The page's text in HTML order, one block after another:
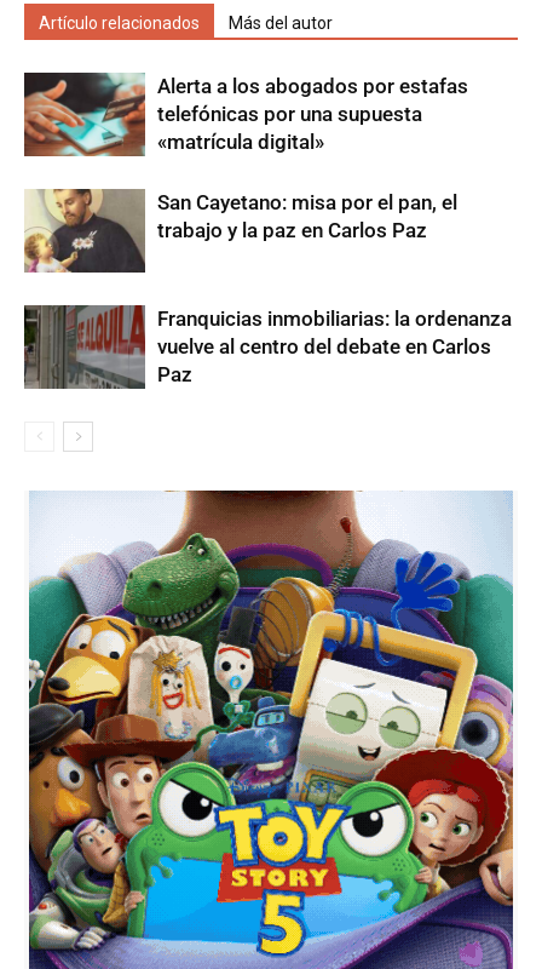
Artículo relacionados Más del autor
Alerta a los abogados por estafas
telefónicas por una supuesta
«matrícula digital»
San Cayetano: misa por el pan, el
trabajo y la paz en Carlos Paz
Franquicias inmobiliarias: la ordenanza
vuelve al centro del debate en Carlos
Paz